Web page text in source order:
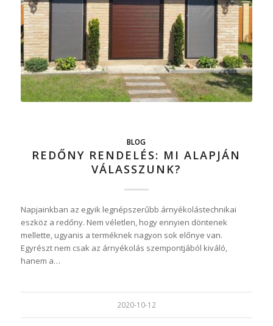
BLOG
REDŐNY RENDELÉS: MI ALAPJÁN
VÁLASSZUNK?
Napjainkban az egyik legnépszerűbb árnyékolástechnikai
eszköz a redőny. Nem véletlen, hogy ennyien döntenek
mellette, ugyanis a terméknek nagyon sok előnye van.
Egyrészt nem csak az árnyékolás szempontjából kiváló,
hanem a…
2020-10-12